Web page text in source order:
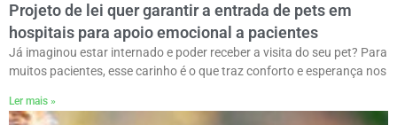
Projeto de lei quer garantir a entrada de pets em
hospitais para apoio emocional a pacientes
Já imaginou estar internado e poder receber a visita do seu pet? Para
muitos pacientes, esse carinho é o que traz conforto e esperança nos
Ler mais »